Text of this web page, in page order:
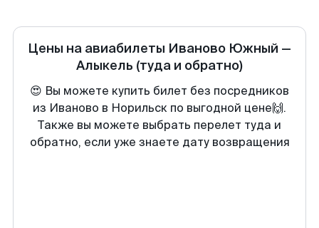
Цены на авиабилеты Иваново Южный —
Алыкель (туда и обратно)
😍 Вы можете купить билет без посредников
из Иваново в Норильск по выгодной цене🙌.
Также вы можете выбрать перелет туда и
обратно, если уже знаете дату возвращения